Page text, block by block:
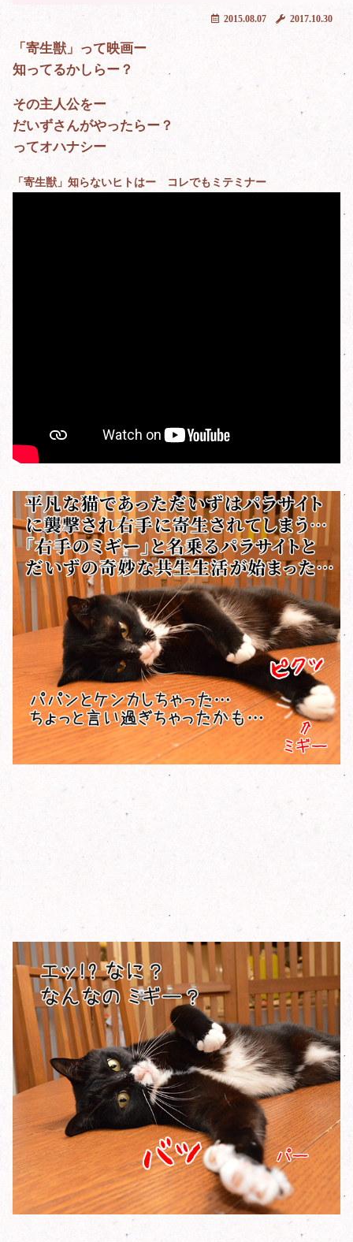
2017.10.30
2015.08.07
「寄生獣」って映画ー
知ってるかしらー？
その主人公をー
だいずさんがやったらー？
ってオハナシー
「寄生獣」知らないヒトはー コレでもミテミナー